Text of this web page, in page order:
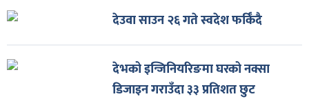
देउवा साउन २६ गते स्वदेश फर्किँदै
देभको इन्जिनियरिङमा घरको नक्सा
डिजाइन गराउँदा ३३ प्रतिशत छुट